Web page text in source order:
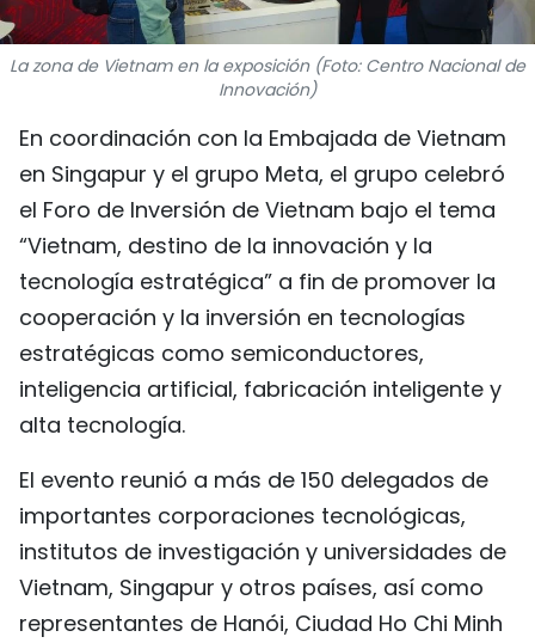
FOTOGRAFÍA
TIẾNG VIỆT
ENGLISH
中文
FRANÇAIS
РУССКИЙ
La zona de Vietnam en la exposición (Foto: Centro Nacional de
Innovación)
En coordinación con la Embajada de Vietnam
en Singapur y el grupo Meta, el grupo celebró
el Foro de Inversión de Vietnam bajo el tema
“Vietnam, destino de la innovación y la
tecnología estratégica” a fin de promover la
cooperación y la inversión en tecnologías
estratégicas como semiconductores,
inteligencia artificial, fabricación inteligente y
alta tecnología.
El evento reunió a más de 150 delegados de
importantes corporaciones tecnológicas,
institutos de investigación y universidades de
Vietnam, Singapur y otros países, así como
representantes de Hanói, Ciudad Ho Chi Minh